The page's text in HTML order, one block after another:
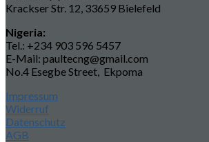
Krackser Str. 12, 33659 Bielefeld
Nigeria:
Tel.: +234 903 596 5457
E-Mail: paultecng@gmail.com
No.4 Esegbe Street, Ekpoma
Impressum
Widerruf
Datenschutz
AGB